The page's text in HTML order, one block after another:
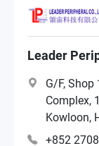
Leader
G/F, Shop
Complex,
Kowloon,
+852